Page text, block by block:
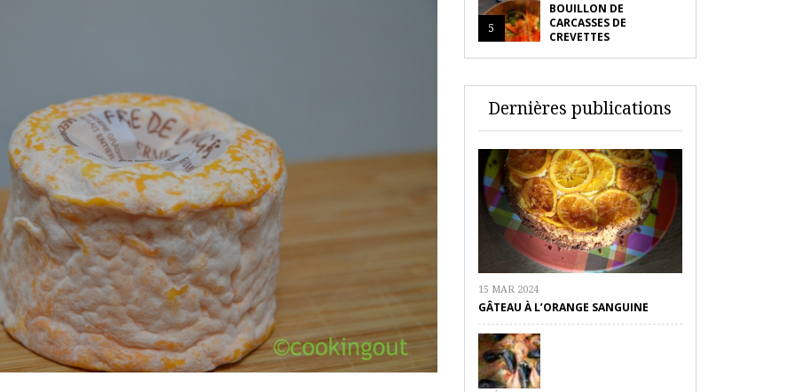
5
BOUILLON DE
CARCASSES DE
CREVETTES
Dernières publications
15 MAR 2024
GÂTEAU À L’ORANGE SANGUINE